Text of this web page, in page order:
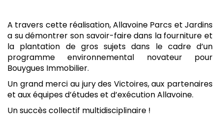
A travers cette réalisation, Allavoine Parcs et Jardins
a su démontrer son savoir-faire dans la fourniture et
la plantation de gros sujets dans le cadre d’un
programme environnemental novateur pour
Bouygues Immobilier.
Un grand merci au jury des Victoires, aux partenaires
et aux équipes d’études et d’exécution Allavoine.
Un succès collectif multidisciplinaire !